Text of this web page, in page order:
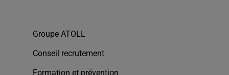
Groupe ATOLL
Conseil recrutement
Formation et prévention